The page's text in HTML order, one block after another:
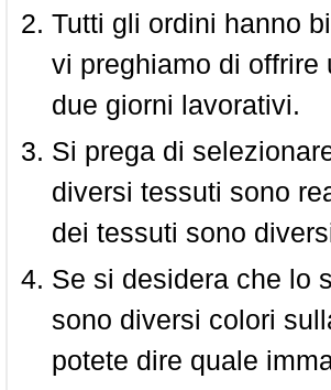
Tutti gli ordini hanno
vi preghiamo di
due giorni lavorativi.
Si prega di
diversi tessuti sono
dei tessuti sono
Se si desidera che lo
sono diversi colori
potete dire quale